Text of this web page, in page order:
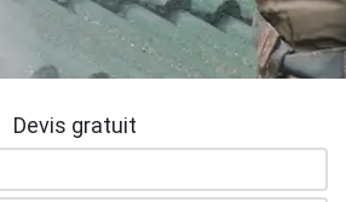
Devis gratuit